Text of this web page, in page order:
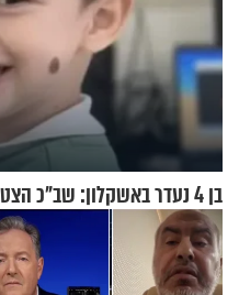
בן 4 נעדר באשקלון: שב"כ הצטרף למאמצי האיתור